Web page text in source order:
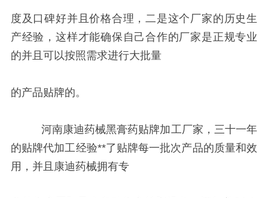
度及口碑好并且价格合理，二是这个厂家的历史生
产经验，这样才能确保自己合作的厂家是正规专业
的并且可以按照需求进行大批量
的产品贴牌的。
河南康迪药械黑膏药贴牌加工厂家，三十一年
的贴牌代加工经验**了贴牌每一批次产品的质量和效
用，并且康迪药械拥有专